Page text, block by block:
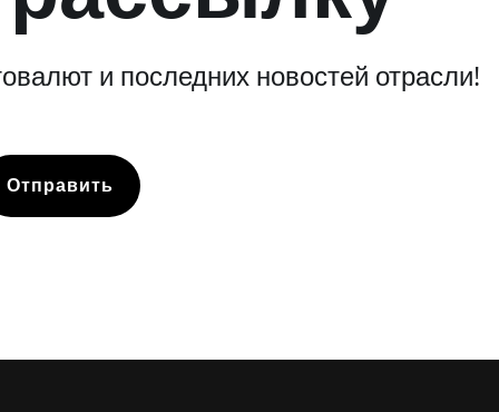
и последних новостей отрасли!
Отправить